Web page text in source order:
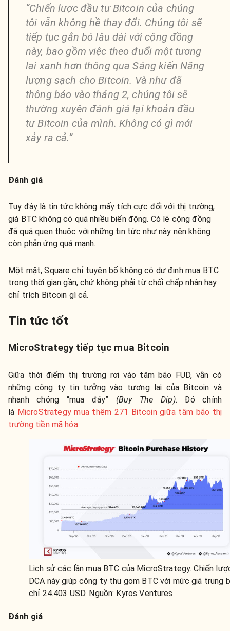
“Chiến lược đầu tư Bitcoin của chúng
tôi vẫn không hề thay đổi. Chúng tôi sẽ
tiếp tục gắn bó lâu dài với cộng đồng
này, bao gồm việc theo đuổi một tương
lai xanh hơn thông qua Sáng kiến Năng
lượng sạch cho Bitcoin. Và như đã
thông báo vào tháng 2, chúng tôi sẽ
thường xuyên đánh giá lại khoản đầu
tư Bitcoin của mình. Không có gì mới
xảy ra cả.”
Đánh giá
Tuy đây là tin tức không mấy tích cực đối với thị trường,
giá BTC không có quá nhiều biến động. Có lẽ cộng đồng
đã quá quen thuộc với những tin tức như này nên không
còn phản ứng quá mạnh.
Một mặt, Square chỉ tuyên bố không có dự định mua BTC
trong thời gian gần, chứ không phải từ chối chấp nhận hay
chỉ trích Bitcoin gì cả.
Tin tức tốt
MicroStrategy tiếp tục mua Bitcoin
Giữa thời điểm thị trường rơi vào tâm bão FUD, vẫn có
những công ty tin tưởng vào tương lai của Bitcoin và
nhanh chóng “mua đáy” (Buy The Dip). Đó chính
là MicroStrategy mua thêm 271 Bitcoin giữa tâm bão thị
trường tiền mã hóa.
Lịch sử các lần mua BTC của MicroStrategy. Chiến
DCA này giúp công ty thu gom BTC với mức giá trung
chỉ 24.403 USD. Nguồn: Kyros Ventures
Đánh giá